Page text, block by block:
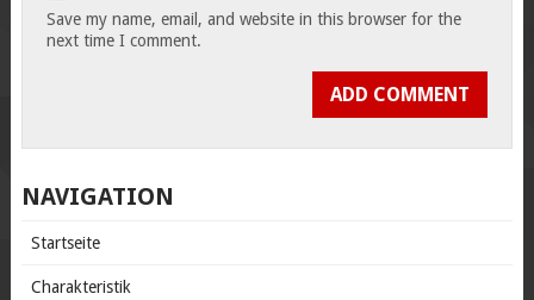
Save my name, email, and website in this browser for the
next time I comment.
NAVIGATION
Startseite
Charakteristik